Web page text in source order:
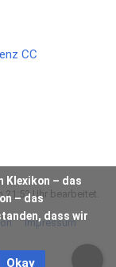
Klexikon – das
– das
dass wir
Okay
Uhr bearbeitet.
Impressum